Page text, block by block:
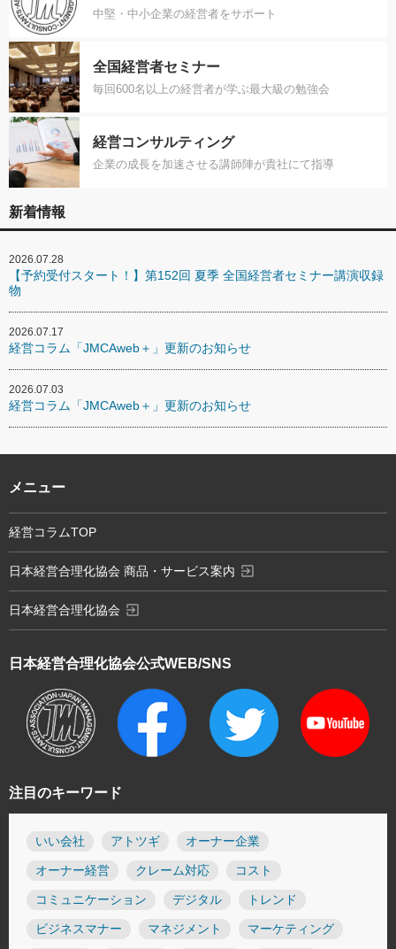
中堅・中小企業の経営者をサポート
全国経営者セミナー
毎回600名以上の経営者が学ぶ最大級の勉強会
経営コンサルティング
企業の成長を加速させる講師陣が貴社にて指導
新着情報
2026.07.28
【予約受付スタート！】第152回 夏季 全国経営者セミナー講演収録
物
2026.07.17
経営コラム「JMCAweb＋」更新のお知らせ
2026.07.03
経営コラム「JMCAweb＋」更新のお知らせ
注目のキーワード
いい会社 アトツギ オーナー企業
オーナー経営 クレーム対応 コスト
コミュニケーション デジタル トレンド
ビジネスマナー マネジメント マーケティング
日本経営合理化協会公式WEB/SNS
メニュー
経営コラムTOP
日本経営合理化協会 商品・サービス案内 exit_to_app
日本経営合理化協会 exit_to_app